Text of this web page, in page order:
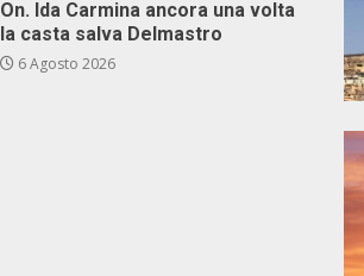
On. Ida Carmina ancora una volta
la casta salva Delmastro
6 Agosto 2026